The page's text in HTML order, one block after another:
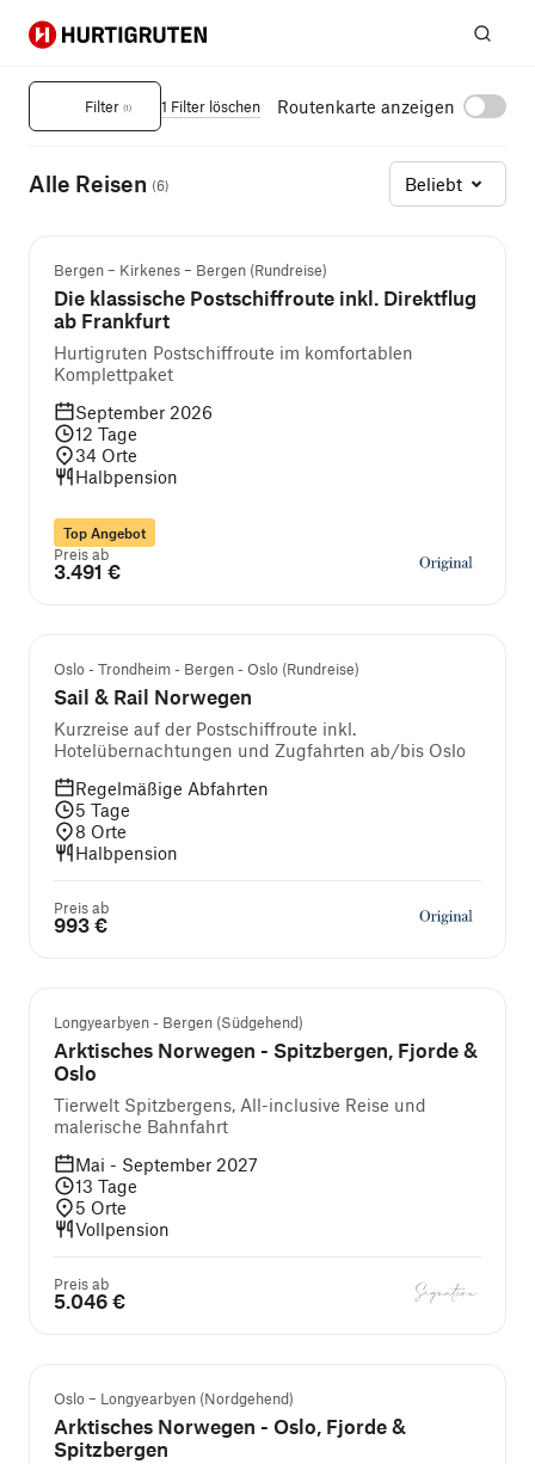
Hurtigruten
Norwegian Fjords Cruises
Filter (1) 1 Filter löschen Routenkarte anzeigen
Alle Reisen (6) Beliebt
Bergen – Kirkenes – Bergen (Rundreise)
Die klassische Postschiffroute inkl. Direktflug
ab Frankfurt
Hurtigruten Postschiffroute im komfortablen
Komplettpaket
September 2026
12 Tage
34 Orte
Halbpension
Top Angebot
Preis ab
3.491 €
Oslo - Trondheim - Bergen - Oslo (Rundreise)
Sail & Rail Norwegen
Kurzreise auf der Postschiffroute inkl.
Hotelübernachtungen und Zugfahrten ab/bis Oslo
Regelmäßige Abfahrten
5 Tage
8 Orte
Halbpension
Preis ab
993 €
Longyearbyen - Bergen (Südgehend)
Arktisches Norwegen - Spitzbergen, Fjorde &
Oslo
Tierwelt Spitzbergens, All-inclusive Reise und
malerische Bahnfahrt
Mai - September 2027
13 Tage
5 Orte
Vollpension
Preis ab
5.046 €
Oslo – Longyearbyen (Nordgehend)
Arktisches Norwegen - Oslo, Fjorde &
Spitzbergen